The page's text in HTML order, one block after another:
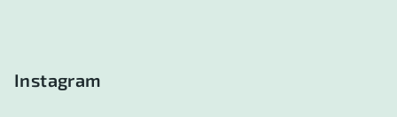
Instagram